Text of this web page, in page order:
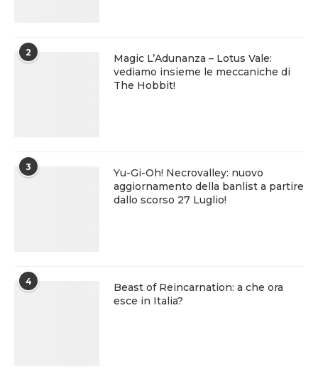
2
Magic L’Adunanza – Lotus Vale:
vediamo insieme le meccaniche di
The Hobbit!
3
Yu-Gi-Oh! Necrovalley: nuovo
aggiornamento della banlist a partire
dallo scorso 27 Luglio!
4
Beast of Reincarnation: a che ora
esce in Italia?